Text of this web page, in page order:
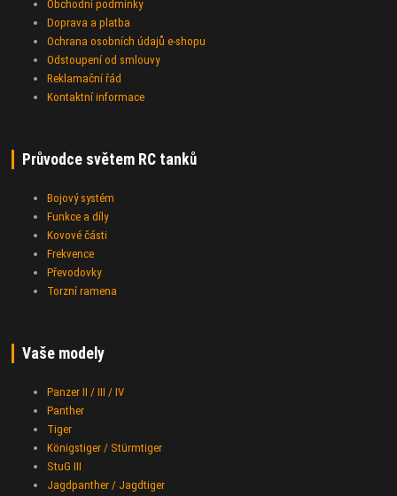
Obchodní podmínky
Doprava a platba
Ochrana osobních údajů e-shopu
Odstoupení od smlouvy
Reklamační řád
Kontaktní informace
Průvodce světem RC tanků
Bojový systém
Funkce a díly
Kovové části
Frekvence
Převodovky
Torzní ramena
Vaše modely
Panzer II / III / IV
Panther
Tiger
Königstiger / Stürmtiger
StuG III
Jagdpanther / Jagdtiger